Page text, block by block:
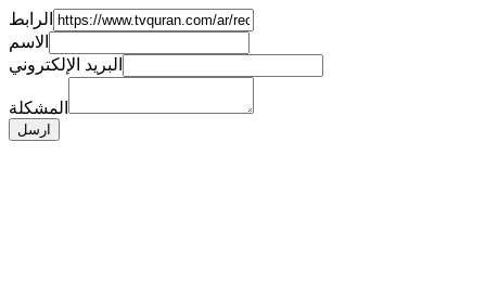
الرابط
الاسم
البريد الإلكتروني
المشكلة
ارسل